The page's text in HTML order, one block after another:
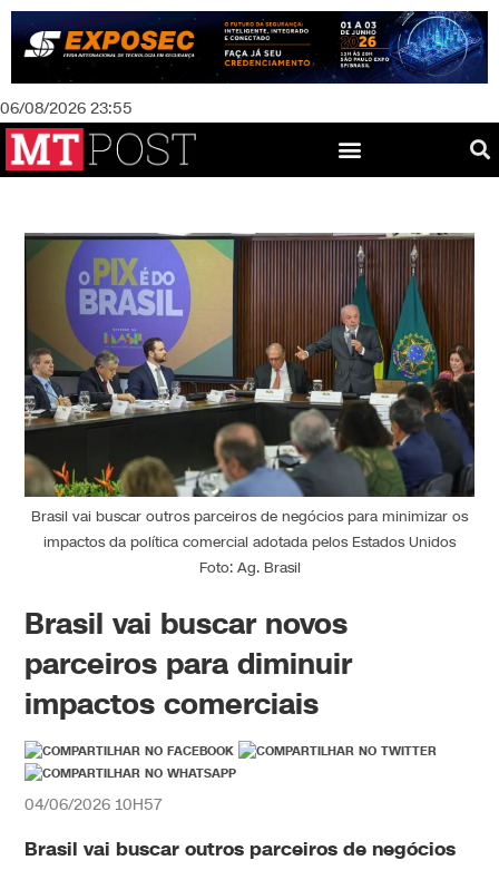
06/08/2026 23:55
Brasil vai buscar outros parceiros de negócios para minimizar os
impactos da política comercial adotada pelos Estados Unidos
Foto: Ag. Brasil
Brasil vai buscar novos
parceiros para diminuir
impactos comerciais
04/06/2026 10H57
Brasil vai buscar outros parceiros de negócios